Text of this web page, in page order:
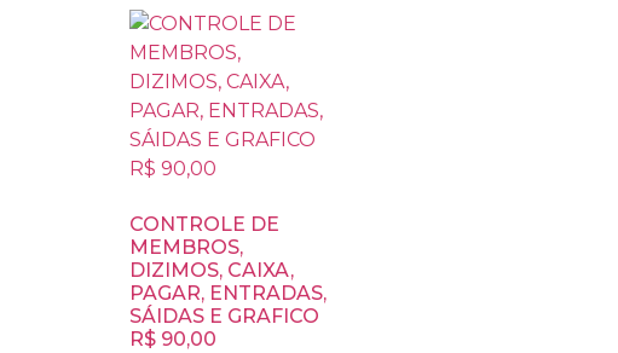
CONTROLE DE
MEMBROS,
DIZIMOS, CAIXA,
PAGAR, ENTRADAS,
SÁIDAS E GRAFICO
R$ 90,00